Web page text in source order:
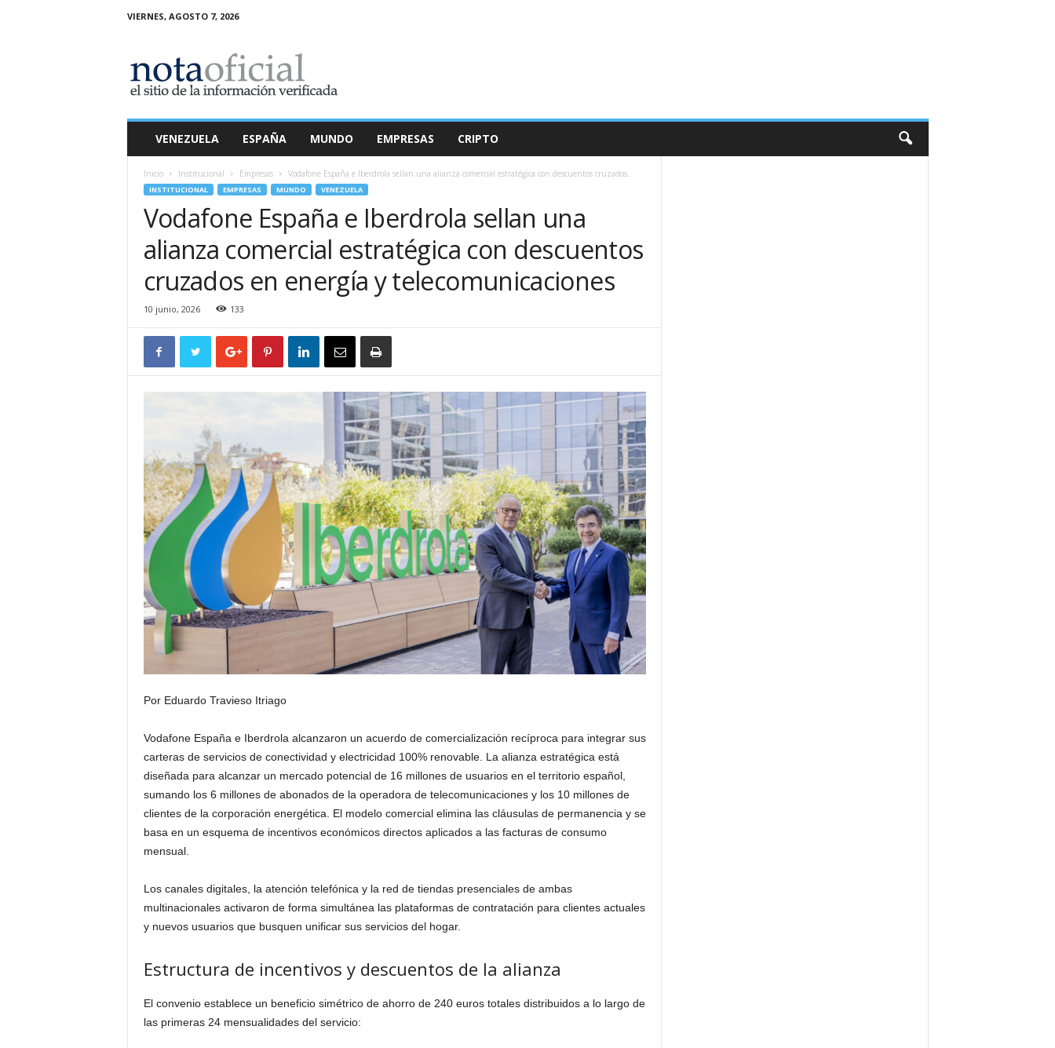
VIERNES, AGOSTO 7, 2026
a
O
VENEZUELA ESPAÑA MUNDO EMPRESAS CRIPTO
Inicio Institucional Empresas Vodafone España e Iberdrola sellan una alianza comercial estratégica con descuentos cruzados...
INSTITUCIONAL EMPRESAS MUNDO VENEZUELA
Vodafone España e Iberdrola sellan una
alianza comercial estratégica con descuentos
cruzados en energía y telecomunicaciones
10 junio, 2026 133
Por Eduardo Travieso Itriago
Vodafone España e Iberdrola alcanzaron un acuerdo de comercialización recíproca para integrar sus
carteras de servicios de conectividad y electricidad 100% renovable. La alianza estratégica está
diseñada para alcanzar un mercado potencial de 16 millones de usuarios en el territorio español,
sumando los 6 millones de abonados de la operadora de telecomunicaciones y los 10 millones de
clientes de la corporación energética. El modelo comercial elimina las cláusulas de permanencia y se
basa en un esquema de incentivos económicos directos aplicados a las facturas de consumo
mensual.
Los canales digitales, la atención telefónica y la red de tiendas presenciales de ambas
multinacionales activaron de forma simultánea las plataformas de contratación para clientes actuales
y nuevos usuarios que busquen unificar sus servicios del hogar.
Estructura de incentivos y descuentos de la alianza
El convenio establece un beneficio simétrico de ahorro de 240 euros totales distribuidos a lo largo de
las primeras 24 mensualidades del servicio: